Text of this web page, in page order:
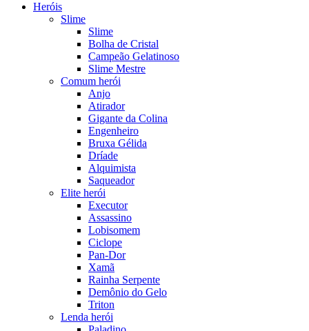
Heróis
Slime
Slime
Bolha de Cristal
Campeão Gelatinoso
Slime Mestre
Comum herói
Anjo
Atirador
Gigante da Colina
Engenheiro
Bruxa Gélida
Dríade
Alquimista
Saqueador
Elite herói
Executor
Assassino
Lobisomem
Ciclope
Pan-Dor
Xamã
Rainha Serpente
Demônio do Gelo
Triton
Lenda herói